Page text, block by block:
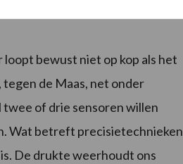
bewust niet op kop als het
de Maas, net onder
twee of drie sensoren willen
Wat betreft precisietechnieken
De drukte weerhoudt ons